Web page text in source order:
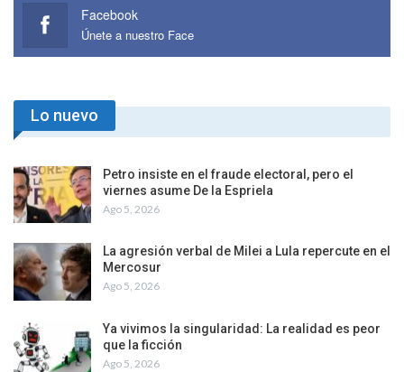
Facebook
Únete a nuestro Face
Lo nuevo
Petro insiste en el fraude electoral, pero el
viernes asume De la Espriela
Ago 5, 2026
La agresión verbal de Milei a Lula repercute en el
Mercosur
Ago 5, 2026
Ya vivimos la singularidad: La realidad es peor
que la ficción
Ago 5, 2026